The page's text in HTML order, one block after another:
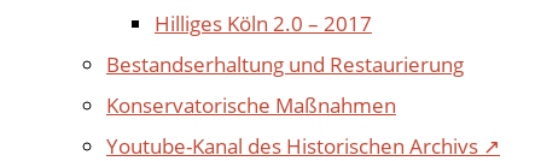
Hilliges Köln 2.0 – 2017
Bestandserhaltung und Restaurierung
Konservatorische Maßnahmen
Youtube-Kanal des Historischen Archivs ↗